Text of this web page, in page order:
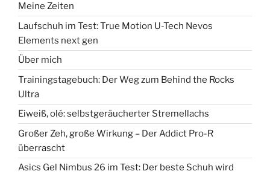
Meine Zeiten
Laufschuh im Test: True Motion U-Tech Nevos
Elements next gen
Über mich
Trainingstagebuch: Der Weg zum Behind the Rocks
Ultra
Eiweiß, olé: selbstgeräucherter Stremellachs
Großer Zeh, große Wirkung – Der Addict Pro-R
überrascht
Asics Gel Nimbus 26 im Test: Der beste Schuh wird